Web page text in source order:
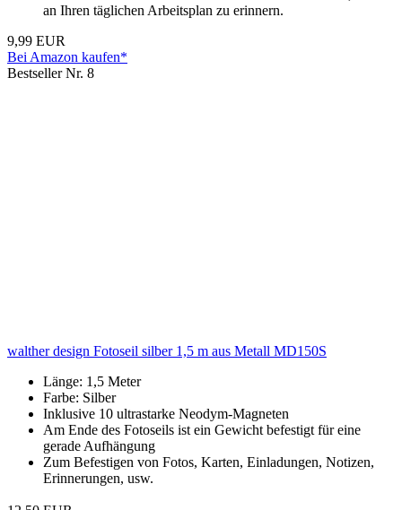
an Ihren täglichen Arbeitsplan zu erinnern.
9,99 EUR
Bei Amazon kaufen*
Bestseller Nr. 8
walther design Fotoseil silber 1,5 m aus Metall MD150S
Länge: 1,5 Meter
Farbe: Silber
Inklusive 10 ultrastarke Neodym-Magneten
Am Ende des Fotoseils ist ein Gewicht befestigt für eine
gerade Aufhängung
Zum Befestigen von Fotos, Karten, Einladungen, Notizen,
Erinnerungen, usw.